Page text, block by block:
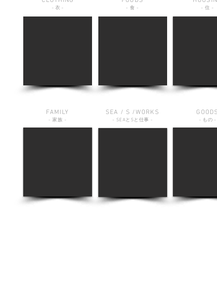
-衣 - - 食 - - 住 -
FAMILY
- 家族 -
SEA / S /WORKS
- SEAと S と仕事 - - もの -